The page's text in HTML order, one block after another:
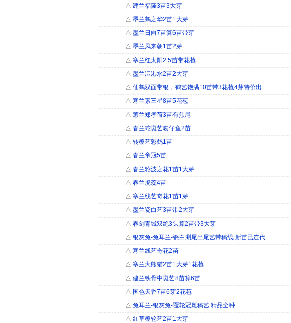
△ 建兰福隆3苗3大芽
△ 墨兰鹤之华2苗1大芽
△ 墨兰日向7苗算6苗带芽
△ 墨兰凤来朝1苗2芽
△ 寒兰红太阳2.5苗带花苞
△ 墨兰泗港水2苗2大芽
△ 仙鹤双面带银，鹤艺饱满10苗带3花苞4芽特价出
△ 寒兰素三星8苗5花苞
△ 蕙兰郑孝荷3苗有焦尾
△ 春兰蛇斑艺吻仔鱼2苗
△ 转覆艺彩鹤1苗
△ 春兰帝冠5苗
△ 春兰轮波之花1苗1大芽
△ 春兰虎蕊4苗
△ 寒兰线艺奇花1苗1芽
△ 墨兰瓷白艺3苗带2大芽
△ 春剑青城双绝3头算2苗带3大芽
△ 银灰兔-兔耳兰-瓷白涮尾出尾艺带稿线 新苗已连代
△ 寒兰线艺奇花2苗
△ 寒兰大熊猫2苗1大芽1花苞
△ 建兰铁骨中斑艺8苗算6苗
△ 国色天香7苗6芽2花苞
△ 兔耳兰-银灰兔-覆轮冠斑稿艺 精品全种
△ 红草覆轮艺2苗1大芽